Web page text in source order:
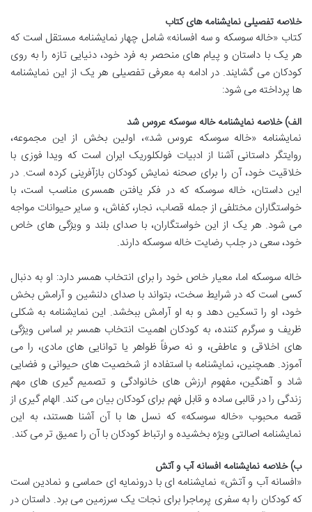
خلاصه تفصیلی نمایشنامه های کتاب
کتاب «خاله سوسکه و سه افسانه» شامل چهار نمایشنامه مستقل است که
هر یک با داستان و پیام های منحصر به فرد خود، دنیایی تازه را به روی
کودکان می گشایند. در ادامه به معرفی تفصیلی هر یک از این نمایشنامه
ها پرداخته می شود:
الف) خلاصه نمایشنامه خاله سوسکه عروس شد
نمایشنامه «خاله سوسکه عروس شد»، اولین بخش از این مجموعه،
روایتگر داستانی آشنا از ادبیات فولکلوریک ایران است که ویدا فوزی با
خلاقیت خود، آن را برای صحنه نمایش کودکان بازآفرینی کرده است. در
این داستان، خاله سوسکه که در فکر یافتن همسری مناسب است، با
خواستگاران مختلفی از جمله قصاب، نجار، کفاش، و سایر حیوانات مواجه
می شود. هر یک از این خواستگاران، با صدای بلند و ویژگی های خاص
خود، سعی در جلب رضایت خاله سوسکه دارند.
خاله سوسکه اما، معیار خاص خود را برای انتخاب همسر دارد: او به دنبال
کسی است که در شرایط سخت، بتواند با صدای دلنشین و آرامش بخش
خود، او را تسکین دهد و به او آرامش ببخشد. این نمایشنامه به شکلی
ظریف و سرگرم کننده، به کودکان اهمیت انتخاب همسر بر اساس ویژگی
های اخلاقی و عاطفی، و نه صرفاً ظواهر یا توانایی های مادی، را می
آموزد. همچنین، نمایشنامه با استفاده از شخصیت های حیوانی و فضایی
شاد و آهنگین، مفهوم ارزش های خانوادگی و تصمیم گیری های مهم
زندگی را در قالبی ساده و قابل فهم برای کودکان بیان می کند. الهام گیری از
قصه محبوب «خاله سوسکه» که نسل ها با آن آشنا هستند، به این
نمایشنامه اصالتی ویژه بخشیده و ارتباط کودکان با آن را عمیق تر می کند.
ب) خلاصه نمایشنامه افسانه آب و آتش
«افسانه آب و آتش» نمایشنامه ای با درونمایه ای حماسی و نمادین است
که کودکان را به سفری پرماجرا برای نجات یک سرزمین می برد. داستان در